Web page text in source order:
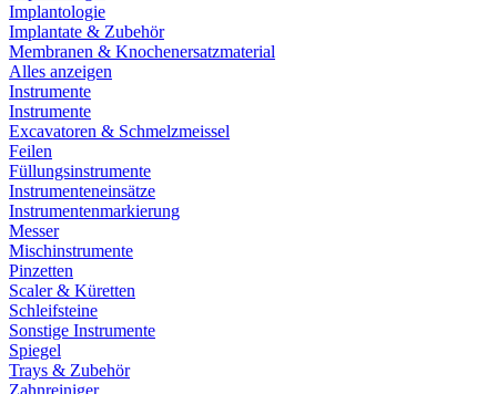
Implantologie
Implantate & Zubehör
Membranen & Knochenersatzmaterial
Alles anzeigen
Instrumente
Instrumente
Excavatoren & Schmelzmeissel
Feilen
Füllungsinstrumente
Instrumenteneinsätze
Instrumentenmarkierung
Messer
Mischinstrumente
Pinzetten
Scaler & Küretten
Schleifsteine
Sonstige Instrumente
Spiegel
Trays & Zubehör
Zahnreiniger